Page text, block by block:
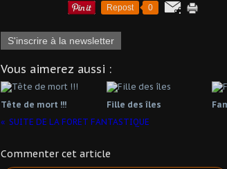
Repost 0
S'inscrire à la newsletter
Vous aimerez aussi :
Tête de mort !!! Fille des îles
SUITE DE LA FORET FANTASTIQUE
Commenter cet article